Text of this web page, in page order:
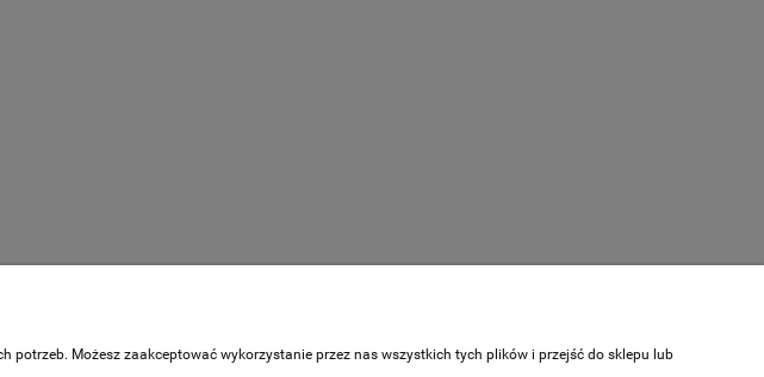
Możesz zaakceptować wykorzystanie przez nas wszystkich tych plików i przejść do sklepu lub